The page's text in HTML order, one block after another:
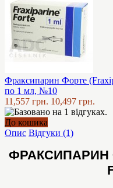
Фраксипарин Форте
по 1 мл, №10
11,557 грн. 10,497 грн.
До кошика
Опис Відгуки (1)
ФРАКСИПАРИН